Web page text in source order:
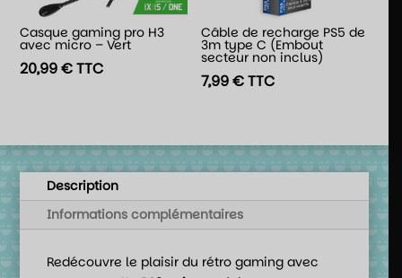
Casque gaming pro H3
avec micro – Vert
20,99€TTC
Câble de recharge PS5 de
3m type C (Embout
secteur non inclus)
7,99€TTC
Description
Informations complémentaires
Redécouvre le plaisir du rétro gaming avec